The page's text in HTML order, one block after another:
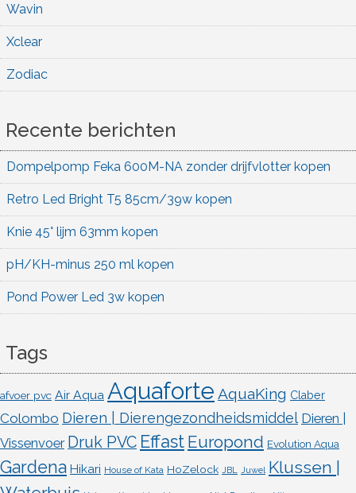
Wavin
Xclear
Zodiac
Recente berichten
Dompelpomp Feka 600M-NA zonder drijfvlotter kopen
Retro Led Bright T5 85cm/39w kopen
Knie 45° lijm 63mm kopen
pH/KH-minus 250 ml kopen
Pond Power Led 3w kopen
Tags
afvoer pvc Air Aqua Aquaforte AquaKing Claber
Colombo Dieren | Dierengezondheidsmiddel Dieren |
Vissenvoer Druk PVC Effast Europond Evolution Aqua
Gardena Hikari House of Kata HoZelock JBL Juwel Klussen |